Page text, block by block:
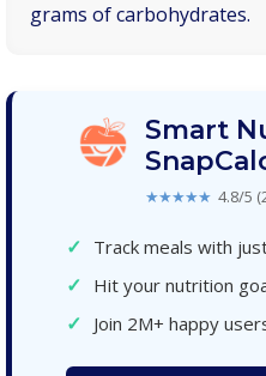
grams of carbohydrates.
Smart
★★★★★ 4.8/5
✓ Track meals with
✓ Hit your nutrition
✓ Join 2M+ happy